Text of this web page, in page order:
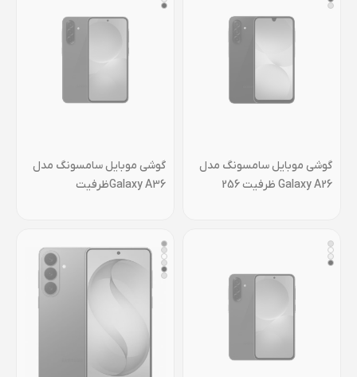
گوشی موبايل سامسونگ مدل
Galaxy A26 ظرفیت 256
گوشی موبايل سامسونگ مدل
Galaxy A36ظرفیت